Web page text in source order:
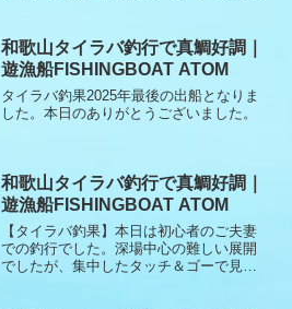
慢の時間が長く移動を繰り返してそのま
ま終了となりました。リリースもありが
とうございます。本日もありがとうござ
いました。
和歌山タイラバ釣行で真鯛好調｜
遊漁船FISHINGBOAT ATOM
タイラバ釣果2025年最後の出船となりま
した。本日のありがとうございました。
和歌山タイラバ釣行で真鯛好調｜
遊漁船FISHINGBOAT ATOM
【タイラバ釣果】本日は初心者のご夫妻
での釣行でした。深場中心の難しい展開
でしたが、集中したタッチ＆ゴーで見事